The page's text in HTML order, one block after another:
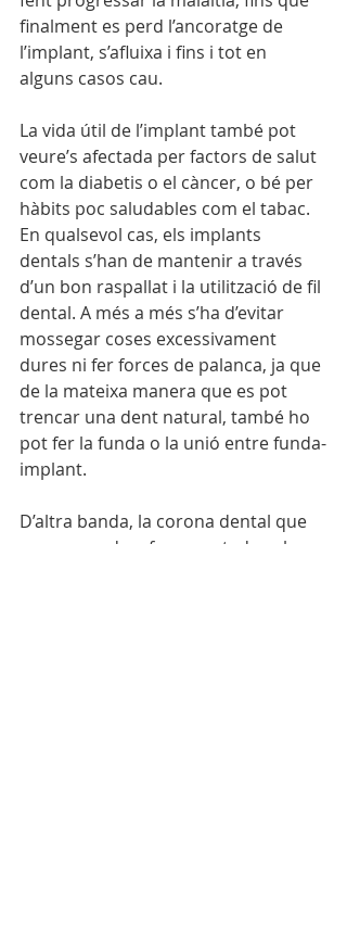
finalment es perd l’ancoratge de
l’implant, s’afluixa i fins i tot en
alguns casos cau.
La vida útil de l’implant també pot
veure’s afectada per factors de salut
com la diabetis o el càncer, o bé per
hàbits poc saludables com el tabac.
En qualsevol cas, els implants
dentals s’han de mantenir a través
d’un bon raspallat i la utilització de fil
dental. A més a més s’ha d’evitar
mossegar coses excessivament
dures ni fer forces de palanca, ja que
de la mateixa manera que es pot
trencar una dent natural, també ho
pot fer la funda o la unió entre funda-
implant.
D’altra banda, la corona dental que
va enroscada o fonamentada sobre